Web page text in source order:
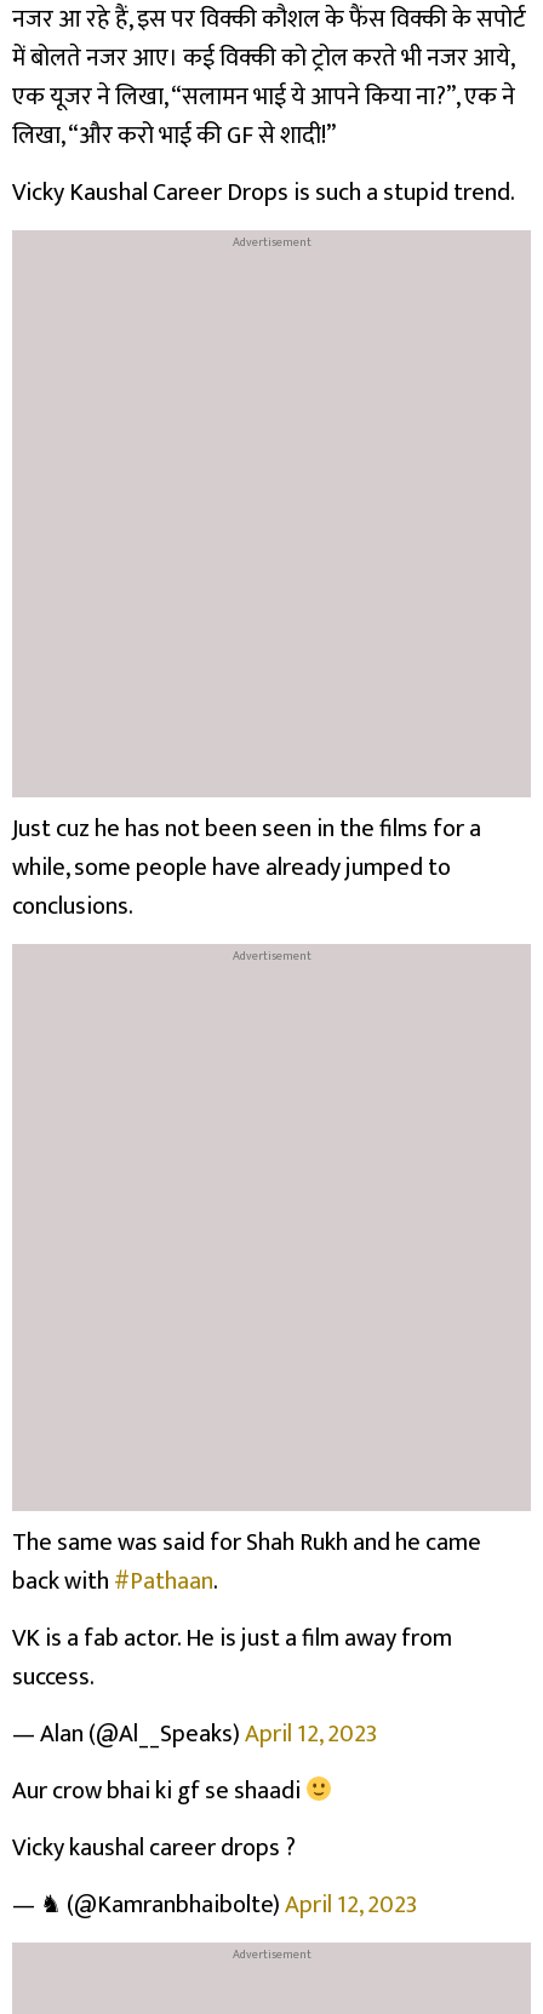
नजर आ रहे हैं, इस पर विक्की कौशल के फैंस विक्की के सपोर्ट
में बोलते नजर आए। कई विक्की को ट्रोल करते भी नजर आये,
एक यूजर ने लिखा, “सलामन भाई ये आपने किया ना?”, एक ने
लिखा, “और करो भाई की GF से शादी!”
Vicky Kaushal Career Drops is such a stupid trend.
Just cuz he has not been seen in the films for a
while, some people have already jumped to
conclusions.
The same was said for Shah Rukh and he came
back with#Pathaan.
VK is a fab actor. He is just a film away from
success.
— Alan (@Al__Speaks)April 12, 2023
Aur crow bhai ki gf se shaadi
Vicky kaushal career drops ?
— ♞ (@Kamranbhaibolte)April 12, 2023